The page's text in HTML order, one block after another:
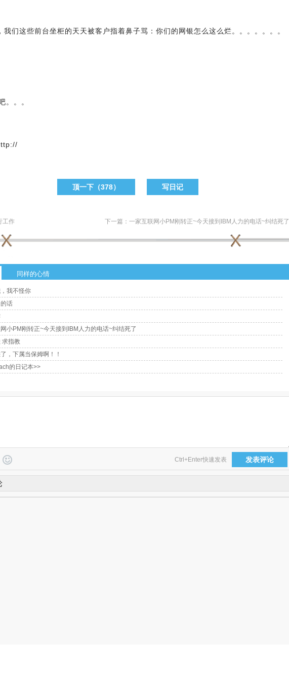
我们这些前台坐柜的天天被客户指着鼻子骂：你们的网银怎么这么烂。。。。。。。
。。。
顶一下（378） 写日记
工作 下一篇： 一家互联网小PM刚转正~今天接到IBM人力的电话~纠结死了
同样的心情
我不怪你
话
小PM刚转正~今天接到IBM人力的电话~纠结死了
求指教
，下属当保姆啊！！
的日记本>>